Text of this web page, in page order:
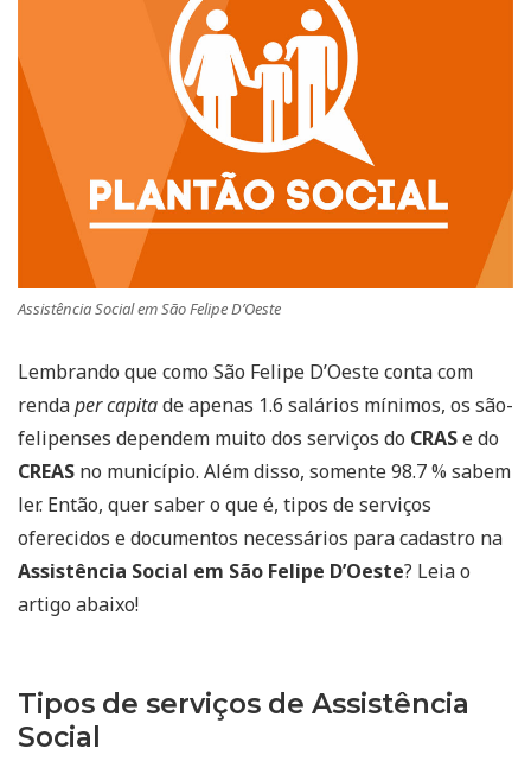
Assistência Social em São Felipe D’Oeste
Lembrando que como São Felipe D’Oeste conta com
rendaper capitade apenas 1.6 salários mínimos, os são-
felipenses dependem muito dos serviços do CRASe do
CREAS no município. Além disso, somente 98.7 % sabem
ler. Então, quer saber o que é, tipos de serviços
oferecidos e documentos necessários para cadastro na
Assistência Social em São Felipe D’Oeste? Leia o
artigo abaixo!
Tipos de serviços de Assistência
Social